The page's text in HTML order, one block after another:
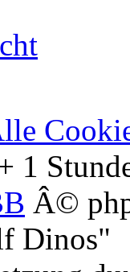
1
Â©
Dinos"